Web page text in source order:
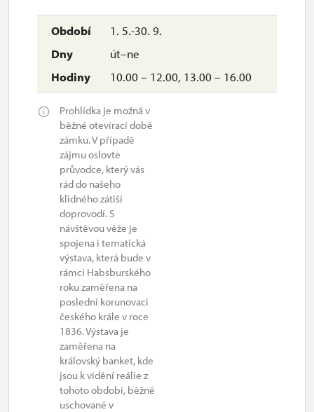
1. 5.-30. 9.
út–ne
10.00 – 12.00, 13.00 – 16.00
Prohlídka je možná v
běžné otevírací době
zámku. V případě
zájmu oslovte
průvodce, který vás
rád do našeho
klidného zátiší
doprovodí. S
návštěvou věže je
spojena i tematická
výstava, která bude v
rámci Habsburského
roku zaměřena na
poslední korunovaci
českého krále v roce
1836. Výstava je
zaměřena na
královský banket, kde
jsou k vidění reálie z
tohoto období, běžně
uschované v